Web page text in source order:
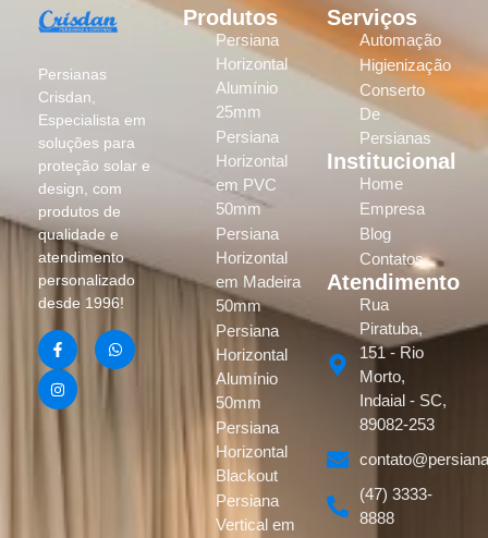
Persianas
Crisdan,
Especialista em
soluções para
proteção solar e
design, com
produtos de
qualidade e
atendimento
personalizado
desde 1996!
Produtos
Persiana
Horizontal
Alumínio
25mm
Persiana
Horizontal
em PVC
50mm
Persiana
Horizontal
em Madeira
50mm
Persiana
Horizontal
Alumínio
50mm
Persiana
Horizontal
Blackout
Persiana
Vertical em
Serviços
Automação
Higienização
Conserto
De
Persianas
Institucional
Home
Empresa
Blog
Contatos
Atendimento
Rua
Piratuba,
151 - Rio
Morto,
Indaial - SC,
89082-253
(47) 3333-
8888